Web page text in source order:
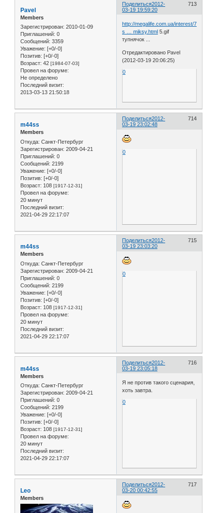
Поделиться 713
2012-
03-19 19:59:20
Pavel
Members
Зарегистрирован: 2010-01-09
Приглашений: 0
Сообщений: 3359
Уважение: [+0/-0]
Позитив: [+0/-0]
Возраст: 42 [1984-07-03]
Провел на форуме:
Не определено
Последний визит:
2013-03-13 21:50:18
http://megalife.com.ua/interest/74399-
s … miksy.html 5.gif
тупнячок ...
Отредактировано Pavel
(2012-03-19 20:06:25)
0
Поделиться 714
2012-
03-19 23:02:48
m44ss
Members
Откуда: Санкт-Петербург
Зарегистрирован: 2009-04-21
Приглашений: 0
Сообщений: 2199
Уважение: [+0/-0]
Позитив: [+0/-0]
Возраст: 108 [1917-12-31]
Провел на форуме:
20 минут
Последний визит:
2021-04-29 22:17:07
0
Поделиться 715
2012-
03-19 23:03:20
m44ss
Members
Откуда: Санкт-Петербург
Зарегистрирован: 2009-04-21
Приглашений: 0
Сообщений: 2199
Уважение: [+0/-0]
Позитив: [+0/-0]
Возраст: 108 [1917-12-31]
Провел на форуме:
20 минут
Последний визит:
2021-04-29 22:17:07
0
Поделиться 716
2012-
03-19 23:05:18
m44ss
Members
Откуда: Санкт-Петербург
Зарегистрирован: 2009-04-21
Приглашений: 0
Сообщений: 2199
Уважение: [+0/-0]
Позитив: [+0/-0]
Возраст: 108 [1917-12-31]
Провел на форуме:
20 минут
Последний визит:
2021-04-29 22:17:07
Я не против такого сценария,
хоть завтра.
0
Поделиться 717
2012-
03-20 00:42:55
Leo
Members